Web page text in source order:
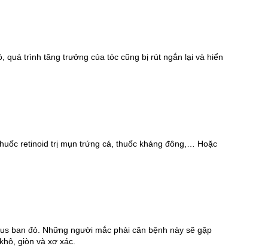
quá trình tăng trưởng của tóc cũng bị rút ngắn lại và hiển
retinoid trị mụn trứng cá, thuốc kháng đông,… Hoặc
ban đỏ. Những người mắc phải căn bệnh này sẽ gặp
giòn và xơ xác.